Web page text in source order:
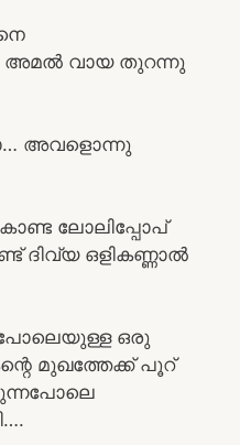
അമൽ വായ തുറന്നു
അവളൊന്നു
ലോലിപ്പോപ്
ദിവ്യ ഒളികണ്ണാൽ
ഒരു
മുഖത്തേക്ക് പൂറ്